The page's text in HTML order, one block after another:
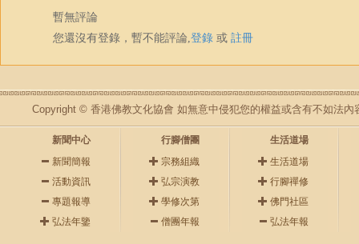
暫無評論
您還沒有登錄，暫不能評論,登錄 或 註冊
Copyright © 香港佛教文化協會 如無意中侵犯您的權益或含有不如法內
新聞中心
新聞簡報
活動資訊
專題報導
弘法年鑒
行腳僧團
宗務組織
弘宗演教
學修次第
僧團年報
生活道場
生活道場
行腳禪修
佛門社區
弘法年報